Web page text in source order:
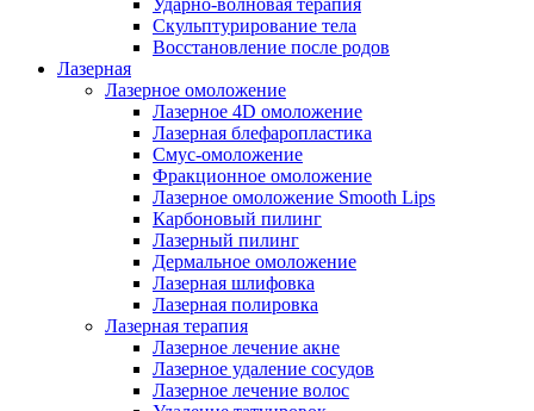
Ударно-волновая терапия
Скульптурирование тела
Восстановление после родов
Лазерная
Лазерное омоложение
Лазерное 4D омоложение
Лазерная блефаропластика
Смус-омоложение
Фракционное омоложение
Лазерное омоложение Smooth Lips
Карбоновый пилинг
Лазерный пилинг
Дермальное омоложение
Лазерная шлифовка
Лазерная полировка
Лазерная терапия
Лазерное лечение акне
Лазерное удаление сосудов
Лазерное лечение волос